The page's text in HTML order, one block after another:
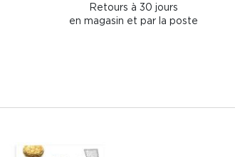
Retours à 30 jours
en magasin et par la poste